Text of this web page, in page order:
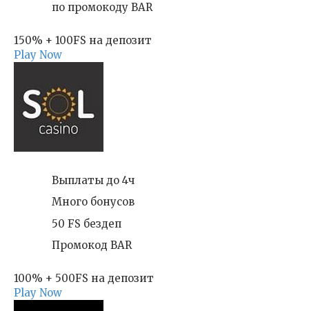
по промокоду BAR
150% + 100FS на депозит
Play Now
Выплаты до 4ч
Много бонусов
50 FS бездеп
Промокод BAR
100% + 500FS на депозит
Play Now